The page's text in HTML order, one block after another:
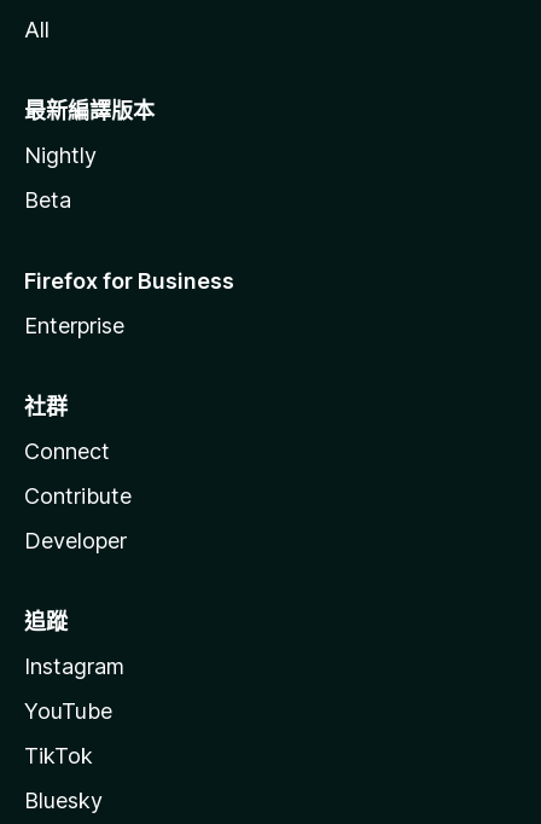
All
最新編譯版本
Nightly
Beta
Firefox for Business
Enterprise
社群
Connect
Contribute
Developer
追蹤
Instagram
YouTube
TikTok
Bluesky